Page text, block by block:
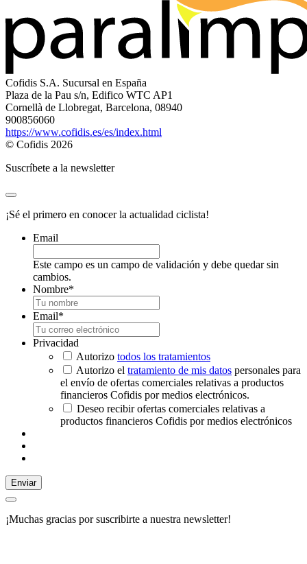
Cofidis S.A. Sucursal en España
Plaza de la Pau s/n, Edifico WTC AP1
Cornellà de Llobregat, Barcelona, 08940
900856060
https://www.cofidis.es/es/index.html
© Cofidis 2026
Suscríbete a la newsletter
¡Sé el primero en conocer la actualidad ciclista!
Email
Este campo es un campo de validación y debe quedar sin
cambios.
Nombre*
Email*
Privacidad
Autorizo todos los tratamientos
Autorizo el tratamiento de mis datos personales para
el envío de ofertas comerciales relativas a productos
financieros Cofidis por medios electrónicos.
Deseo recibir ofertas comerciales relativas a
productos financieros Cofidis por medios electrónicos
Enviar
¡Muchas gracias por suscribirte a nuestra newsletter!